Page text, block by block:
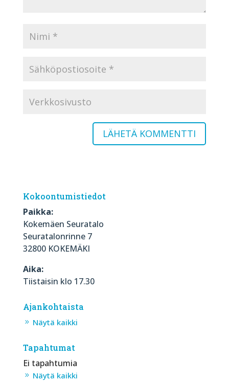
Kokoontumistiedot
Paikka:
Kokemäen Seuratalo
Seuratalonrinne 7
32800 KOKEMÄKI
Aika:
Tiistaisin klo 17.30
Ajankohtaista
Näytä kaikki
Tapahtumat
Ei tapahtumia
Näytä kaikki